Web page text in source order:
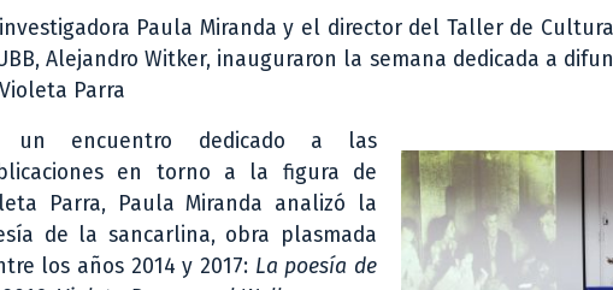
Paula Miranda y el director del Taller de
Alejandro Witker, inauguraron la semana dedicada a
Parra
un encuentro dedicado a las
en torno a la figura de
Parra, Paula Miranda analizó la
de la sancarlina, obra plasmada
los años 2014 y 2017: La poesía de